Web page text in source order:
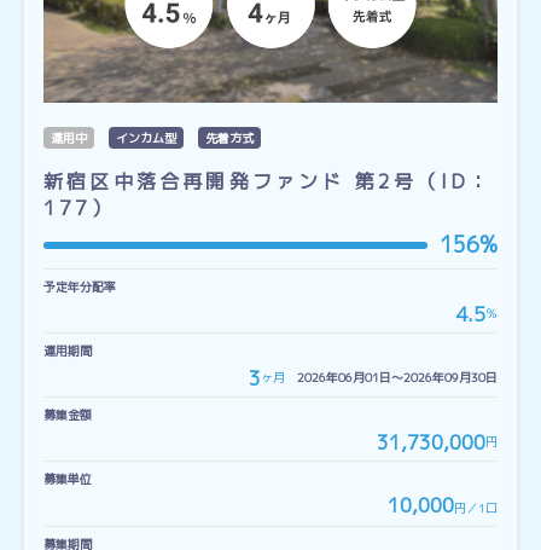
運用中 インカム型 先着方式
新宿区中落合再開発ファンド 第2号（ID：
177）
156%
予定年分配率
4.5％
運用期間
3 ヶ月 2026年06月01日〜2026年09月30日
募集金額
31,730,000円
募集単位
10,000円／1口
募集期間